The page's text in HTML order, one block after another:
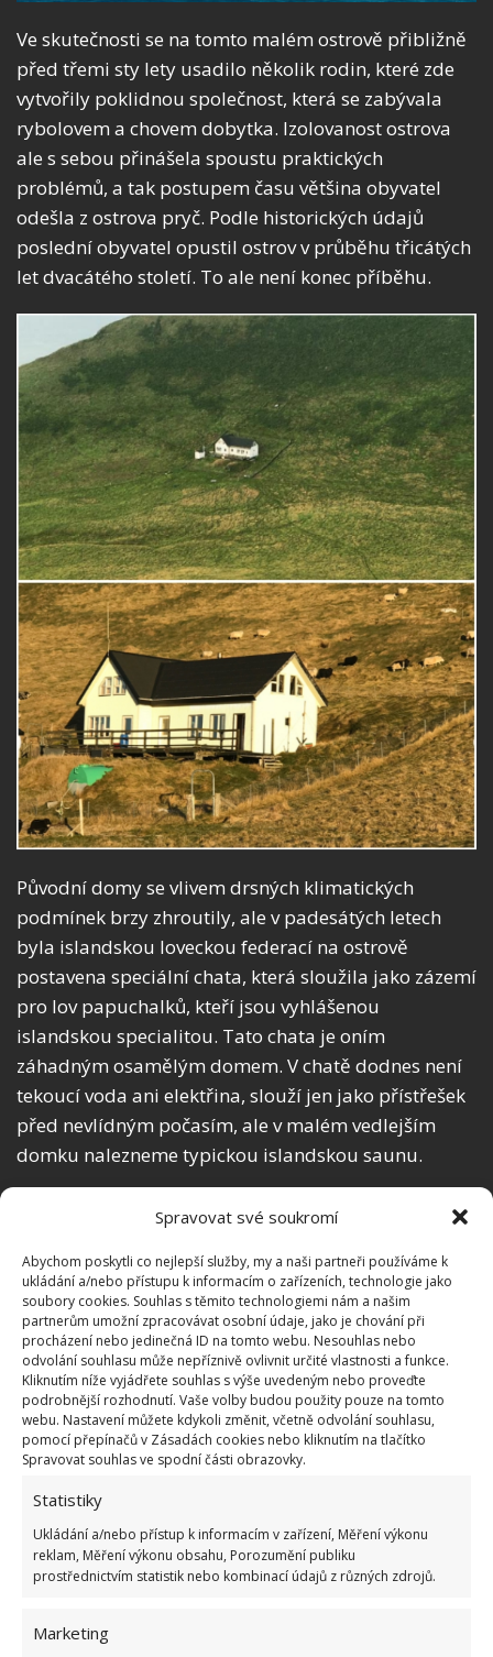
Spravovat své soukromí
Abychom poskytli co nejlepší služby, my a naši partneři používáme k
ukládání a/nebo přístupu k informacím o zařízeních, technologie jako
soubory cookies. Souhlas s těmito technologiemi nám a našim
partnerům umožní zpracovávat osobní údaje, jako je chování při
procházení nebo jedinečná ID na tomto webu. Nesouhlas nebo
odvolání souhlasu může nepříznivě ovlivnit určité vlastnosti a funkce.
Kliknutím níže vyjádřete souhlas s výše uvedeným nebo proveďte
podrobnější rozhodnutí. Vaše volby budou použity pouze na tomto
webu. Nastavení můžete kdykoli změnit, včetně odvolání souhlasu,
pomocí přepínačů v Zásadách cookies nebo kliknutím na tlačítko
Spravovat souhlas ve spodní části obrazovky.
Statistiky
Ukládání a/nebo přístup k informacím v zařízení, Měření výkonu
reklam, Měření výkonu obsahu, Porozumění publiku
prostřednictvím statistik nebo kombinací údajů z různých zdrojů.
Marketing
Ve skutečnosti se na tomto malém ostrově přibližně
před třemi sty lety usadilo několik rodin, které zde
vytvořily poklidnou společnost, která se zabývala
rybolovem a chovem dobytka. Izolovanost ostrova
ale s sebou přinášela spoustu praktických
problémů, a tak postupem času většina obyvatel
odešla z ostrova pryč. Podle historických údajů
poslední obyvatel opustil ostrov v průběhu třicátých
let dvacátého století. To ale není konec příběhu.
Původní domy se vlivem drsných klimatických
podmínek brzy zhroutily, ale v padesátých letech
byla islandskou loveckou federací na ostrově
postavena speciální chata, která sloužila jako zázemí
pro lov papuchalků, kteří jsou vyhlášenou
islandskou specialitou. Tato chata je oním
záhadným osamělým domem. V chatě dodnes není
tekoucí voda ani elektřina, slouží jen jako přístřešek
před nevlídným počasím, ale v malém vedlejším
domku nalezneme typickou islandskou saunu.